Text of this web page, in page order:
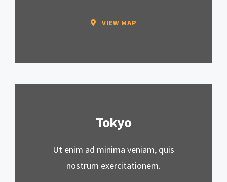
VIEW MAP
Tokyo
Ut enim ad minima veniam, quis
nostrum exercitationem.